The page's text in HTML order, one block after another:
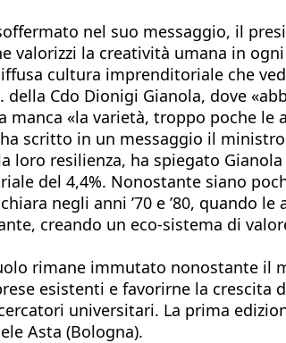
nel suo messaggio, il
valorizzi la creatività umana in
cultura imprenditoriale che
Cdo Dionigi Gianola, dove
«la varietà, troppo poche
scritto in un messaggio il
loro resilienza, ha spiegato
del 4,4%. Nonostante siano
negli anni ’70 e ’80, quando
creando un eco-sistema di
rimane immutato nonostante
esistenti e favorirne la crescita
universitari. La prima
Asta (Bologna).